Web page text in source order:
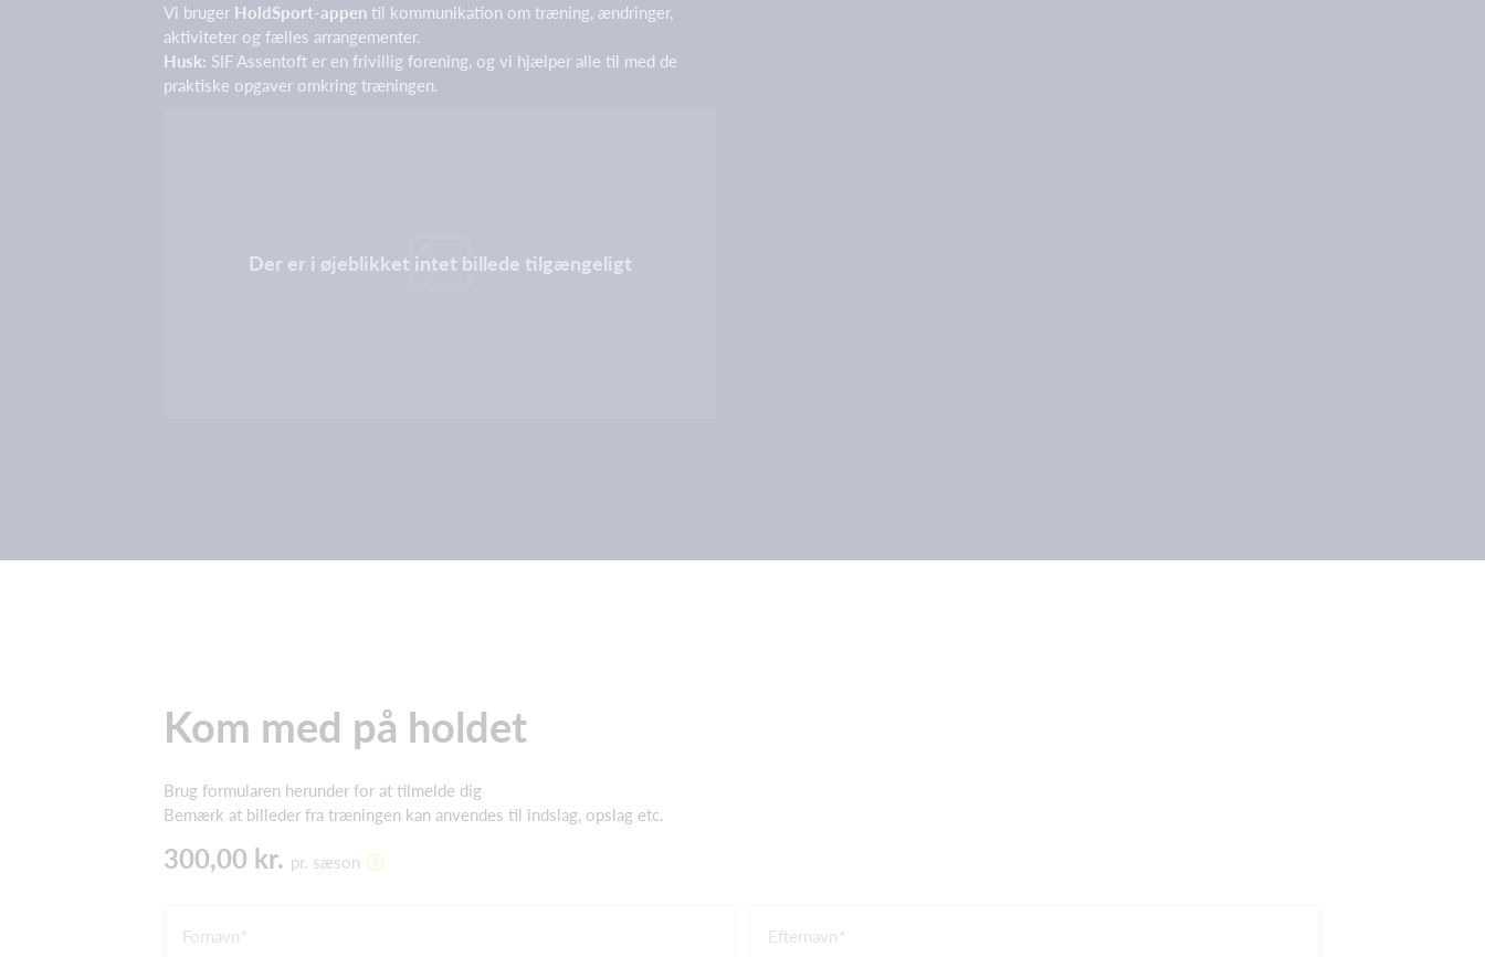
Vi bruger HoldSport-appen til kommunikation om træning, ændringer,
aktiviteter og fælles arrangementer.
Husk: SIF Assentoft er en frivillig forening, og vi hjælper alle til med de
praktiske opgaver omkring træningen.
Der er i øjeblikket intet billede tilgængeligt
Kom med på holdet
Brug formularen herunder for at tilmelde dig
Bemærk at billeder fra træningen kan anvendes til indslag, opslag etc.
300,00 kr. pr. sæson
Fornavn Efternavn